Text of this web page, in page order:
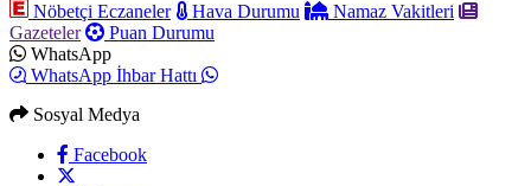
Nöbetçi Eczaneler
Hava Durumu
Namaz Vakitleri
Gazeteler
Puan Durumu
WhatsApp
WhatsApp İhbar Hattı
Sosyal Medya
Facebook